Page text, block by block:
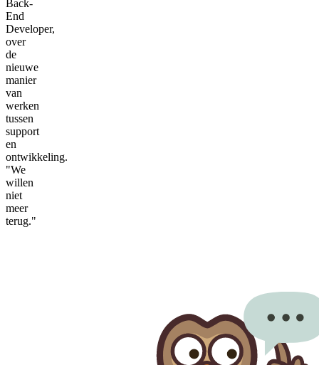
Back-
End
Developer,
over
de
nieuwe
manier
van
werken
tussen
support
en
ontwikkeling.
"We
willen
niet
meer
terug."